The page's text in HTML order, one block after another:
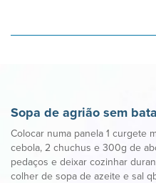
Sopa de agrião sem
Colocar numa panela 1 curgete
cebola, 2 chuchus e 300g de
pedaços e deixar cozinhar
colher de sopa de azeite e sal